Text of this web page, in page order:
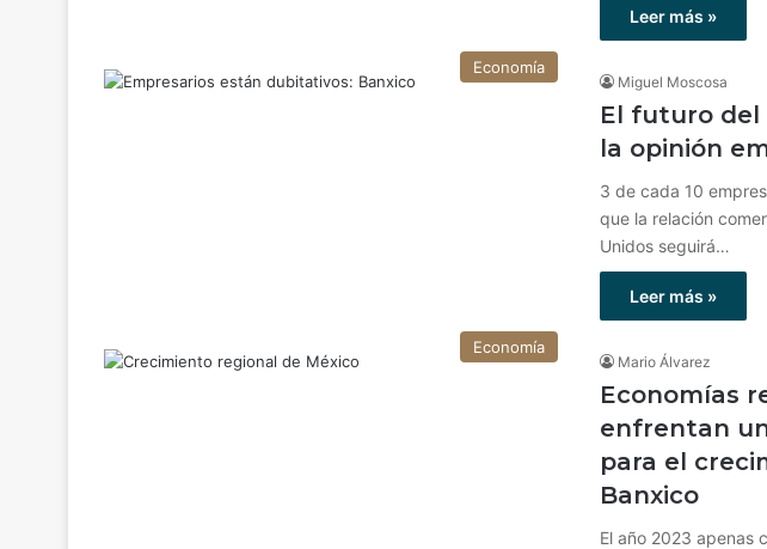
Leer más »
Economía
Miguel Moscosa
El futuro del
la opinión
3 de cada 10
que la relación
Unidos seguirá…
Leer más »
Economía
Mario Álvarez
Economías
enfrentan
para el
Banxico
El año 2023 apenas